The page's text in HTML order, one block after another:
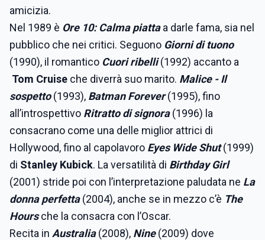
amicizia.
Nel 1989 è Ore 10: Calma piattaa darle fama, sia nel
pubblico che nei critici. Seguono Giorni di tuono
(1990), il romantico Cuori ribelli(1992) accanto a
Tom Cruise che diverrà suo marito. Malice - Il
sospetto(1993), Batman Forever(1995), fino
all’introspettivo Ritratto di signora(1996) la
consacrano come una delle miglior attrici di
Hollywood, fino al capolavoro Eyes Wide Shut(1999)
di Stanley Kubick. La versatilità di Birthday Girl
(2001) stride poi con l’interpretazione paludata ne La
donna perfetta(2004), anche se in mezzo c’è The
Hoursche la consacra con l’Oscar.
Recita in Australia(2008), Nine(2009) dove